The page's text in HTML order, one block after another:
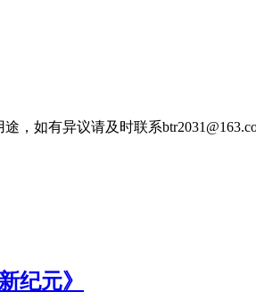
如有异议请及时联系
纪元》